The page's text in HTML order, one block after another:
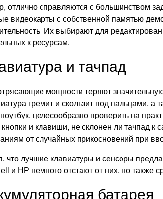
отлично справляются с большинством
видеокарты с собственной памятью
Их выбирают для
к ресурсам.
и тачпад
мощности теряют значительную
гремит и скользит под пальцами, а
целесообразно проверить на
кнопки и клавиши, не склонен ли тачпад к
от случайных прикосновений при
что лучшие клавиатуры и сенсоры
и HP немного отстают от них, но также
батарея